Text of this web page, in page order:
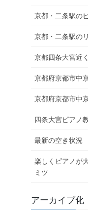
京都・二条駅の
京都・二条駅の
京都四条大宮近
京都府京都市中
京都府京都市中
四条大宮ピアノ
最新の空き状況
楽しくピアノが
ミツ
アーカイブ化